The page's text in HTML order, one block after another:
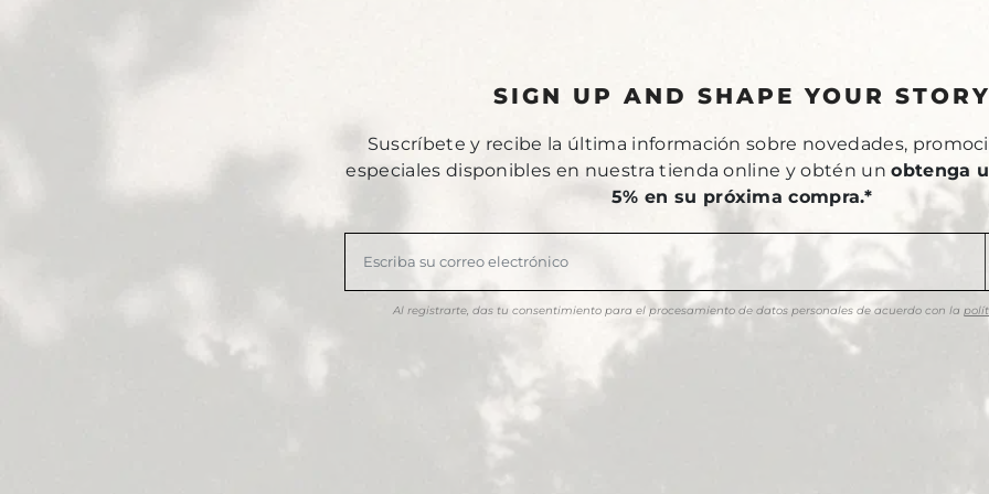
SIGN UP AND SHAPE YOUR
Suscríbete y recibe la última información sobre novedades,
especiales disponibles en nuestra tienda online y obtén unobtenga
5% en su próxima compra.*
Al registrarte, das tu consentimiento para el procesamiento de datos personales de acuerdo con la